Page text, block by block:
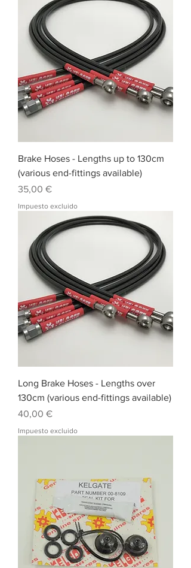
Brake Hoses - Lengths up to 130cm
(various end-fittings available)
Precio
35,00 €
Impuesto excluido
Long Brake Hoses - Lengths over
130cm (various end-fittings available)
Precio
40,00 €
Impuesto excluido